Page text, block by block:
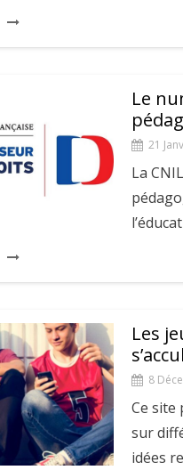
Le
21
La
Les
8
Ce site
sur
idées